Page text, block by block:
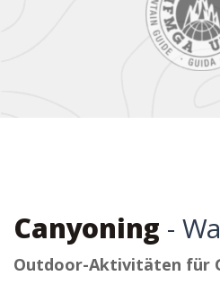
Canyoning -
Outdoor-Aktivitäten für